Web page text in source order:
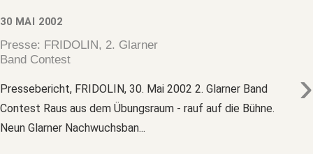
30 MAI 2002
Presse: FRIDOLIN, 2. Glarner
Band Contest
›
Pressebericht, FRIDOLIN, 30. Mai 2002 2. Glarner Band
Contest Raus aus dem Übungsraum - rauf auf die Bühne.
Neun Glarner Nachwuchsban...